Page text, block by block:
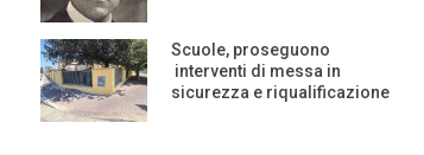
Scuole, proseguono
interventi di messa in
sicurezza e riqualificazione